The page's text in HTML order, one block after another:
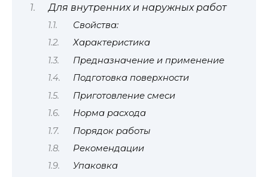
Для внутренних и наружных работ
Свойства:
Характеристика
Предназначение и применение
Подготовка поверхности
Приготовление смеси
Норма расхода
Порядок работы
Рекомендации
Упаковка